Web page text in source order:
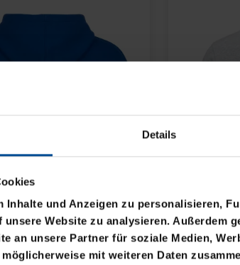
Details
Inhalte und Anzeigen zu personalisieren,
Website zu analysieren. Außerdem
an unsere Partner für soziale Medien,
mit weiteren Daten